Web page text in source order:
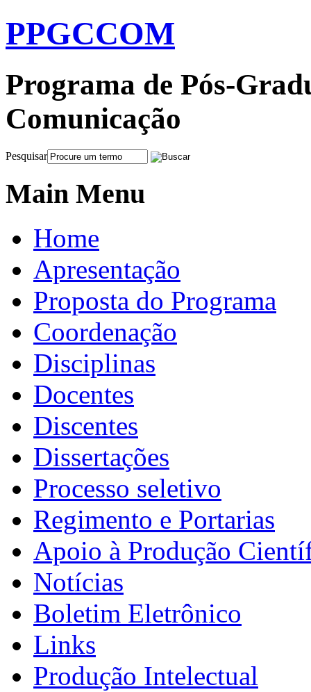
PPGCCOM
Programa de Pós-
Comunicação
Pesquisar
Main Menu
Home
Apresentação
Proposta do Programa
Coordenação
Disciplinas
Docentes
Discentes
Dissertações
Processo seletivo
Regimento e Portarias
Apoio à Produção
Notícias
Boletim Eletrônico
Links
Produção Intelectual